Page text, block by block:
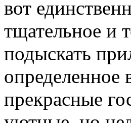
вот
тщательное и
подыскать
определенное
прекрасные